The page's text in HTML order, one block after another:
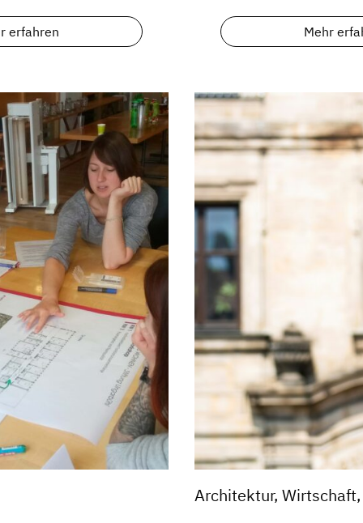
erfahren Mehr
Architektur,